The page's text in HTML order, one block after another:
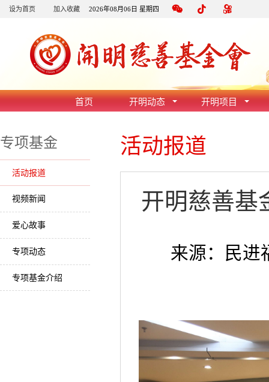
设为首页 加入收藏 2026年08月06日 星期四
首页 开明动态 开明项目
专项基金
活动报道
视频新闻
爱心故事
专项动态
专项基金介绍
活动报道
开明慈善基
来源：民进